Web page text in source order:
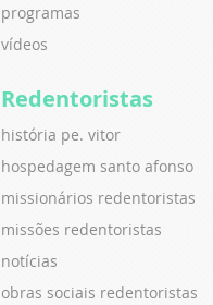
programas
vídeos
Redentoristas
história pe. vitor
hospedagem santo afonso
missionários redentoristas
missões redentoristas
notícias
obras sociais redentoristas